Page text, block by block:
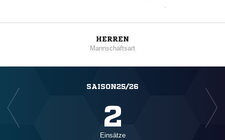
HERREN
Mannschaftsart
SAISON25/26
2
Einsätze